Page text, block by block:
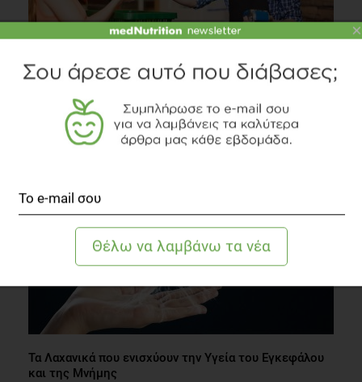
Super market -Οι πειρασμοί παραμονεύουν
στο...ταμείο
Συστάσεις Διατροφής
2 λεπτά να διαβαστεί
Τα Λαχανικά που ενισχύουν την Υγεία του Εγκεφάλου
και της Μνήμης
×